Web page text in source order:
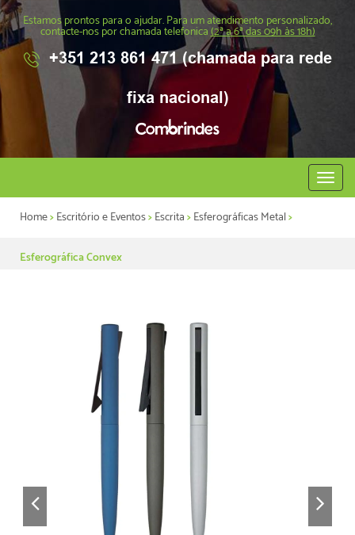
Estamos prontos para o ajudar. Para um atendimento personalizado,
contacte-nos por chamada telefonica(2ª a 6ª das 09h às 18h)
+351 213 861 471 (chamada para rede
fixa nacional)
Abrir
menu
Home>Escritório e Eventos>Escrita>Esferográficas Metal>
Esferográfica Convex